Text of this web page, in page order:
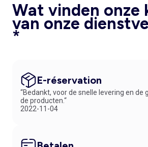
Wat vinden onze
van onze
*
E-réservation
“Bedankt, voor de snelle levering en de
de producten.“
2022-11-04